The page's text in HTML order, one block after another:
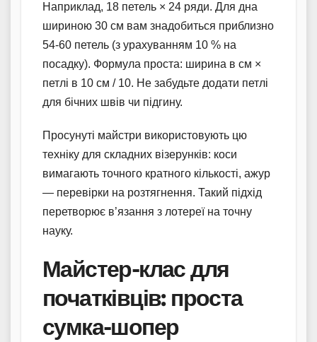
Наприклад, 18 петель × 24 ряди. Для дна
шириною 30 см вам знадобиться приблизно
54-60 петель (з урахуванням 10 % на
посадку). Формула проста: ширина в см ×
петлі в 10 см / 10. Не забудьте додати петлі
для бічних швів чи підгину.
Просунуті майстри використовують цю
техніку для складних візерунків: коси
вимагають точного кратного кількості, ажур
— перевірки на розтягнення. Такий підхід
перетворює в’язання з лотереї на точну
науку.
Майстер-клас для
початківців: проста
сумка-шопер